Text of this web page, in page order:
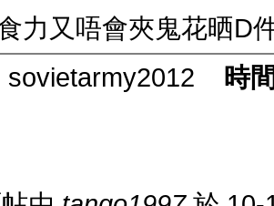
力又唔會夾鬼花晒D
sovietarmy2012 時